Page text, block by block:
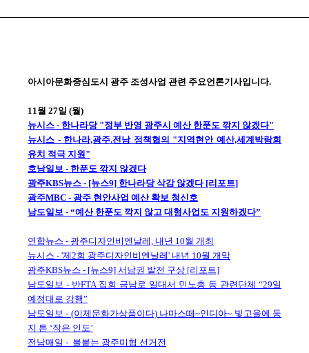
아시아문화중심도시 광주 조성사업 관련 주요언론기사입니다.
11월 27일 (월)
뉴시스 - 한나라당 "정부 반영 광주시 예산 한푼도 깎지 않겠다"
뉴시스 - 한나라,광주.전남 정책협의 "지역현안 예산,세계박람회
유치 적극 지원"
호남일보 - 한푼도 깎지 않겠다
광주KBS뉴스 - [뉴스9] 한나라당 삭감 않겠다 [리포트]
광주MBC - 광주 현안사업 예산 확보 청신호
남도일보 - “예산 한푼도 깍지 않고 대형사업도 지원하겠다”
연합뉴스 - 광주디자인비엔날레, 내년 10월 개최
뉴시스 - '제2회 광주디자인비엔날레' 내년 10월 개막
광주KBS뉴스 - [뉴스9] 서남권 발전 구상 [리포트]
남도일보 - 반FTA 집회 금남로 일대서 민노총 등 관련단체 “29일
예정대로 강행”
남도일보 - (이제문화가상품이다) 나마스떼~인디아~ 빛고을에 둥
지 튼 ‘작은 인도’
전남매일 - 불붙는 광주미협 선거전